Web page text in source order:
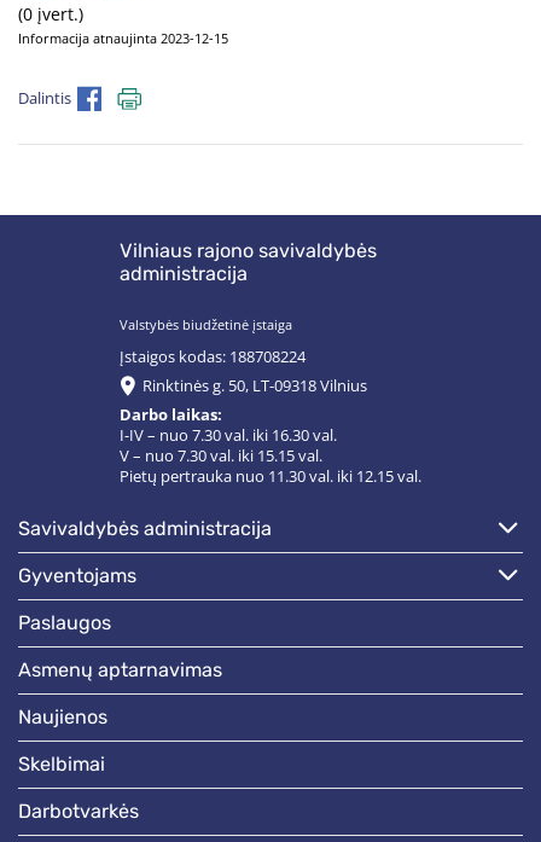
(0 įvert.)
Informacija atnaujinta 2023-12-15
Dalintis
Vilniaus rajono savivaldybės
administracija
Valstybės biudžetinė įstaiga
Įstaigos kodas: 188708224
Rinktinės g. 50, LT-09318 Vilnius
Darbo laikas:
I-IV – nuo 7.30 val. iki 16.30 val.
V – nuo 7.30 val. iki 15.15 val.
Pietų pertrauka nuo 11.30 val. iki 12.15 val.
savivaldybės administracija
gyventojams
paslaugos
asmenų aptarnavimas
naujienos
skelbimai
darbotvarkės